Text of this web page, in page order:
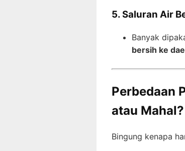
5. Saluran Air
Banyak
bersih ke
Perbedaan
atau Mahal?
Bingung kenapa